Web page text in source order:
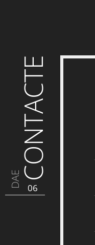
DAE CONTACTE
06